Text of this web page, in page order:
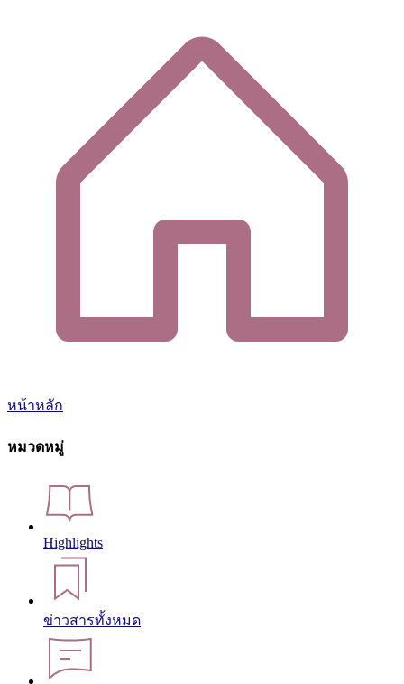
หน้าหลัก
หมวดหมู่
Highlights
ข่าวสารทั้งหมด